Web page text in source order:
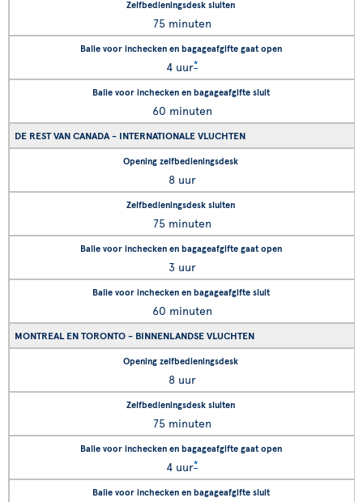
75 minuten
4 uur*
60 minuten
DE REST VAN CANADA - INTERNATIONALE VLUCHTEN
8 uur
75 minuten
3 uur
60 minuten
MONTREAL EN TORONTO - BINNENLANDSE VLUCHTEN
8 uur
75 minuten
4 uur*